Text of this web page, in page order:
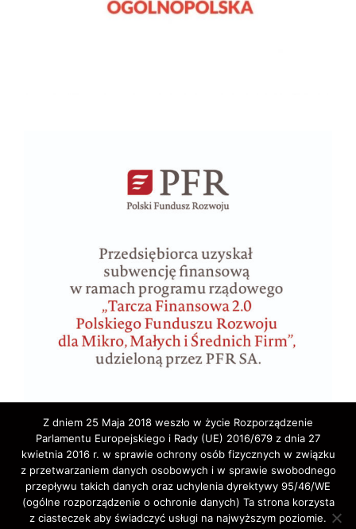
Z dniem 25 Maja 2018 weszło w życie Rozporządzenie
Parlamentu Europejskiego i Rady (UE) 2016/679 z dnia 27
kwietnia 2016 r. w sprawie ochrony osób fizycznych w związku
z przetwarzaniem danych osobowych i w sprawie swobodnego
przepływu takich danych oraz uchylenia dyrektywy 95/46/WE
(ogólne rozporządzenie o ochronie danych) Ta strona korzysta
z ciasteczek aby świadczyć usługi na najwyższym poziomie.